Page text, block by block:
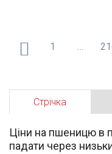
1 …
Стрічка
Ціни на пшеницю в
падати через